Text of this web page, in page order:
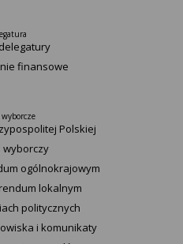
finansowe
wyborcze
Polskiej​
wyborczy
ogólnokrajowym
lokalnym
politycznych
i komunikaty